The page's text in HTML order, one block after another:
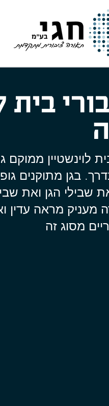
בית
לוינשטיין ממוקם
בגן מתוקנים
שבילי הגן ואת
מעניק מראה עדין
מסוג זה